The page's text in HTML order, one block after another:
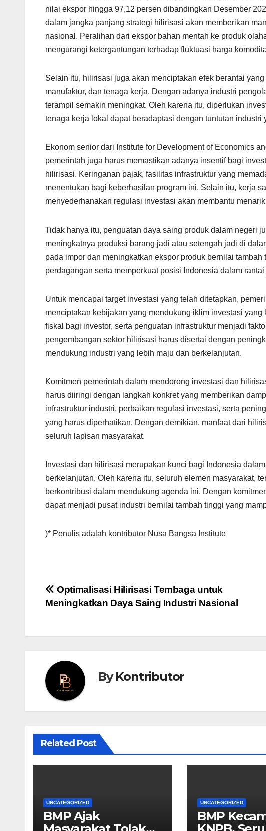
nilai ekspor hingga 97,12 persen dibandingkan Desember
dalam jangka panjang strategi hilirisasi akan memberikan
nasional. Peralihan dari ekspor bahan mentah ke produk
mengurangi ketergantungan terhadap fluktuasi harga
Selain itu, hilirisasi juga akan menciptakan efek berantai
manufaktur, dan tenaga kerja. Dengan adanya industri
terampil semakin meningkat. Oleh karena itu, diperlukan
tenaga kerja lokal dapat beradaptasi dengan tuntutan industri
Ekonom senior dari Institute for Development of Economics
pemerintah juga harus memastikan adanya insentif bagi
hilirisasi. Keringanan pajak, fasilitas infrastruktur yang
menentukan bagi keberhasilan program ini. Selain itu, kerja
menyederhanakan regulasi investasi akan membantu
Tidak hanya itu, penguatan daya saing produk dalam negeri
meningkatnya produksi barang jadi atau setengah jadi di
pada impor dan meningkatkan ekspor produk bernilai
perdagangan serta memperkuat posisi Indonesia dalam
Untuk mencapai target investasi yang telah ditetapkan,
menciptakan kebijakan yang mendukung iklim investasi
fiskal bagi investor, serta penguatan infrastruktur menjadi
pengembangan sektor hilirisasi harus disertai dengan
mendukung industri yang lebih maju dan berkelanjutan.
Komitmen pemerintah dalam mendorong investasi dan
harus diiringi dengan langkah konkret yang memberikan
infrastruktur industri, perbaikan regulasi investasi, serta
yang harus diperhatikan. Dengan demikian, manfaat dari
seluruh lapisan masyarakat.
Investasi dan hilirisasi merupakan kunci bagi Indonesia
berkelanjutan. Oleh karena itu, seluruh elemen masyarakat,
berkontribusi dalam mendukung agenda ini. Dengan
dapat menjadi pusat industri bernilai tambah tinggi yang
)* Penulis adalah kontributor Nusa Bangsa Institute
Post
navigation
Optimalisasi Hilirisasi Tembaga untuk
Meningkatkan Daya Saing Industri Nasional
ByKontributor
Related Post
UNCATEGORIZED
BMP Ajak
UNCATEGORIZED
BMP